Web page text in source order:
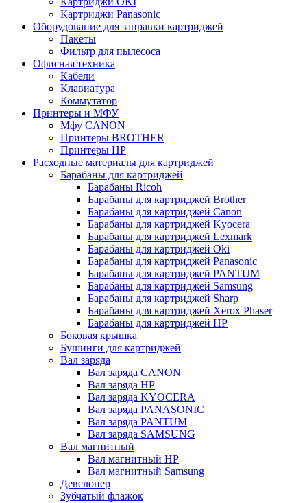
Картриджи Panasonic
Оборудование для заправки картриджей
Пакеты
Фильтр для пылесоса
Офисная техника
Кабели
Клавиатура
Коммутатор
Принтеры и МФУ
Мфу CANON
Принтеры BROTHER
Принтеры HP
Расходные материалы для картриджей
Барабаны для картриджей
Барабаны Ricoh
Барабаны для картриджей Brother
Барабаны для картриджей Canon
Барабаны для картриджей Kyocera
Барабаны для картриджей Lexmark
Барабаны для картриджей Oki
Барабаны для картриджей Panasonic
Барабаны для картриджей PANTUM
Барабаны для картриджей Samsung
Барабаны для картриджей Sharp
Барабаны для картриджей Xerox Phaser
Барабаны для картриджей НР
Боковая крышка
Бушинги для картриджей
Вал заряда
Вал заряда CANON
Вал заряда HP
Вал заряда KYOCERA
Вал заряда PANASONIC
Вал заряда PANTUM
Вал заряда SAMSUNG
Вал магнитный
Вал магнитный HP
Вал магнитный Samsung
Девелопер
Зубчатый флажок